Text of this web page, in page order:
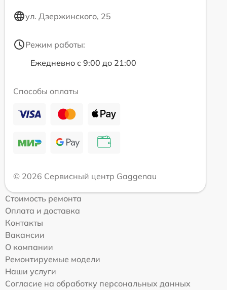
ул. Дзержинского, 25
Режим работы:
Ежедневно с 9:00 до 21:00
Способы оплаты
© 2026 Сервисный центр Gaggenau
Стоимость ремонта
Оплата и доставка
Контакты
Вакансии
О компании
Ремонтируемые модели
Наши услуги
Согласие на обработку персональных данных